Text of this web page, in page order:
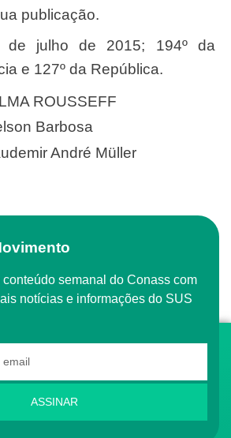
publicação.
e 127º da República.
ROUSSEFF
Barbosa
André Müller
notícias e informações do SUS
ASSINAR